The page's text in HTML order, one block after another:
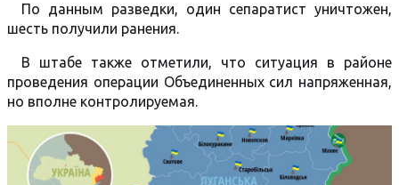
По данным разведки, один сепаратист уничтожен,
шесть получили ранения.
В штабе также отметили, что ситуация в районе
проведения операции Объединенных сил напряженная,
но вполне контролируемая.